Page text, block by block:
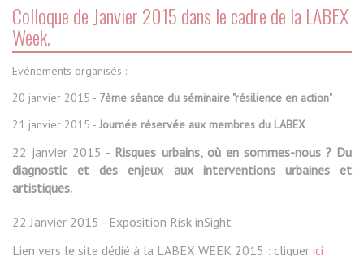
Colloque de Janvier 2015 dans le cadre de la LABEX
Week.
Evènements organisés :
20 janvier 2015 - 7ème séance du séminaire "résilience en action"
21 janvier 2015 - Journée réservée aux membres du LABEX
22 janvier 2015 - Risques urbains, où en sommes-nous ? Du
diagnostic et des enjeux aux interventions urbaines et
artistiques.
22 Janvier 2015 - Exposition Risk inSight
Lien vers le site dédié à la LABEX WEEK 2015 : cliquer ici